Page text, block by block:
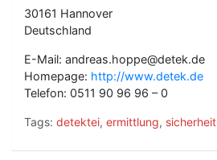
30161 Hannover
Deutschland
E-Mail: andreas.hoppe@detek.de
Homepage: http://www.detek.de
Telefon: 0511 90 96 96 – 0
Tags: detektei, ermittlung, sicherheit